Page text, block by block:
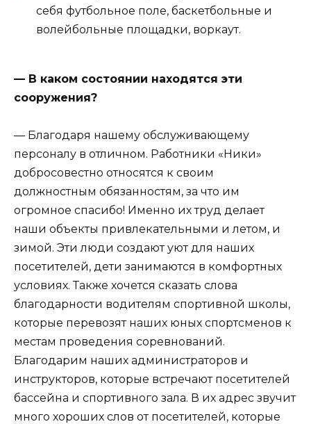
себя футбольное поле, баскетбольные и
волейбольные площадки, воркаут.
— В каком состоянии находятся эти
сооружения?
— Благодаря нашему обслуживающему
персоналу в отличном. Работники «Ники»
добросовестно относятся к своим
должностным обязанностям, за что им
огромное спасибо! Именно их труд делает
наши объекты привлекательными и летом, и
зимой. Эти люди создают уют для наших
посетителей, дети занимаются в комфортных
условиях. Также хочется сказать слова
благодарности водителям спортивной школы,
которые перевозят наших юных спортсменов к
местам проведения соревнований.
Благодарим наших администраторов и
инструкторов, которые встречают посетителей
бассейна и спортивного зала. В их адрес звучит
много хороших слов от посетителей, которые